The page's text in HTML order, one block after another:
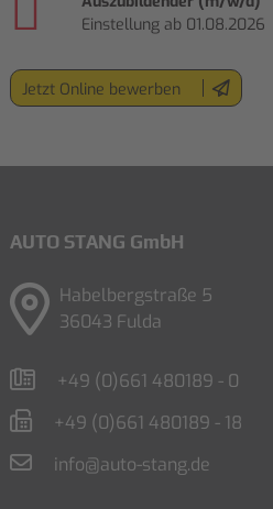
Einstellung ab 01.08.2026
Jetzt Online bewerben
AUTO STANG GmbH
Habelbergstraße 5
36043 Fulda
+49 (0)661 480189 - 0
+49 (0)661 480189 - 18
info@auto-stang.de